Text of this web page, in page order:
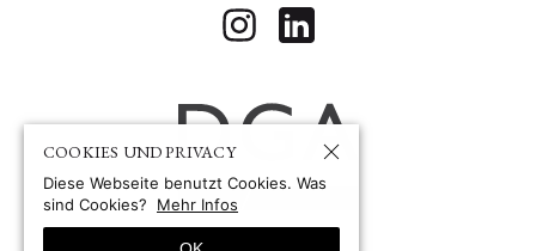
COOKIES UND PRIVACY
Diese Webseite benutzt Cookies. Was
sind Cookies?
Mehr Infos